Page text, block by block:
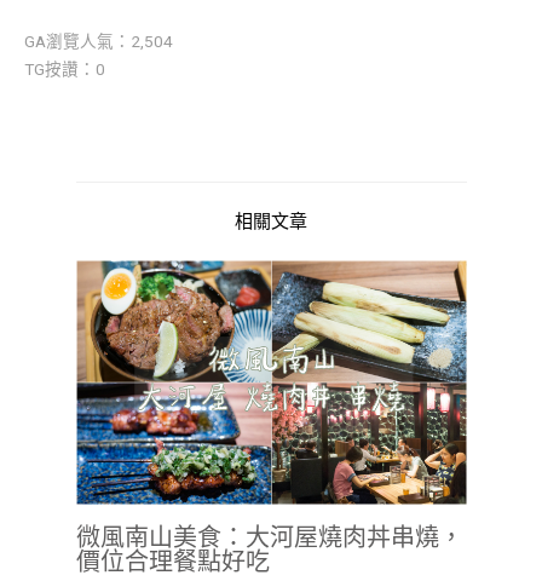
GA瀏覽人氣：2,504
TG按讚：0
相關文章
微風南山美食：大河屋燒肉丼串燒，
價位合理餐點好吃